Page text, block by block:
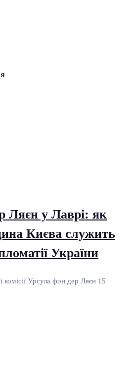
Ляєн у Лаврі: як
Києва служить
України
комісії Урсула фон дер Ляєн 15